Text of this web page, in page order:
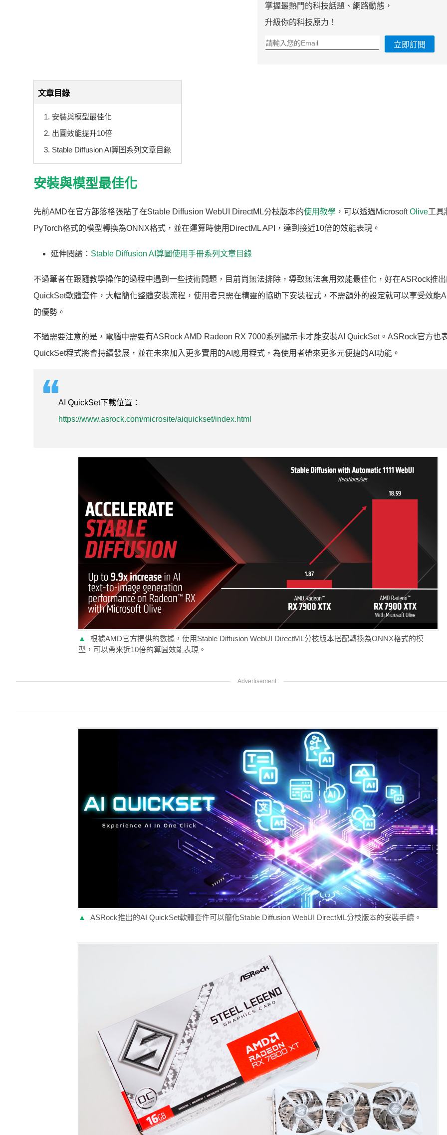
掌握最熱門的科技話題、網路動態，
升級你的科技原力！
立即訂閱
文章目錄
1. 安裝與模型最佳化
2. 出圖效能提升10倍
3. Stable Diffusion AI算圖系列文章目錄
安裝與模型最佳化
先前AMD在官方部落格張貼了在Stable Diffusion WebUI DirectML分枝版本的使用教學 ，可以透過MicrosoftOlive工具
PyTorch格式的模型轉換為ONNX格式，並在運算時使用DirectML API，達到接近10倍的效能表現。
延伸閱讀： Stable Diffusion AI算圖使用手冊系列文章目錄
不過筆者在跟隨教學操作的過程中遇到一些技術問題，目前尚無法排除，導致無法套用效能最佳化，好在ASRock推
QuickSet軟體套件，大幅簡化整體安裝流程，使用者只需在精靈的協助下安裝程式，不需額外的設定就可以享受效能
的優勢。
不過需要注意的是，電腦中需要有ASRock AMD Radeon RX 7000系列顯示卡才能安裝AI QuickSet。ASRock官方也
QuickSet程式將會持續發展，並在未來加入更多實用的AI應用程式，為使用者帶來更多元便捷的AI功能。
AI QuickSet下載位置：
https://www.asrock.com/microsite/aiquickset/index.html
▲
根據AMD官方提供的數據，使用Stable Diffusion WebUI DirectML分枝版本搭配轉換為ONNX格式的模
型，可以帶來近10倍的算圖效能表現。
▲ ASRock推出的AI QuickSet軟體套件可以簡化Stable Diffusion WebUI DirectML分枝版本的安裝手續。